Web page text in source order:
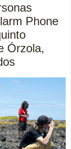
Phone
Órzola,